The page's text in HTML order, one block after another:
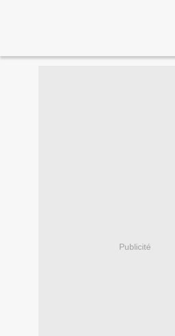
Publicité